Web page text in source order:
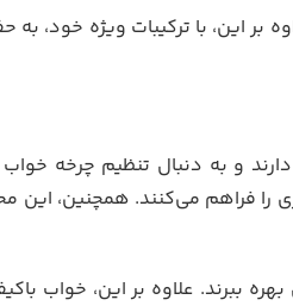
این، با ترکیبات ویژه خود، به
و به دنبال تنظیم چرخه
فراهم می‌کنند. همچنین، این
ببرند. علاوه بر این، خواب